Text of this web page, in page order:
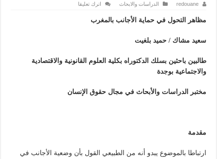
redouane الدراسات والابحاث اترك تعليقا
مظاهر التحول في حماية الأجانب بالمغرب
سعيد مشاك / حميد بلغيت
طالبين باحثين بسلك الدكتوراه بكلية العلوم القانونية والاقتصادية
والاجتماعية بوجدة
مختبر الدراسات والأبحاث في مجال حقوق الإنسان
مقدمة
ارتباطا بالموضوع يبدو أنه من الطبيعي القول بأن وضعية الأجانب في